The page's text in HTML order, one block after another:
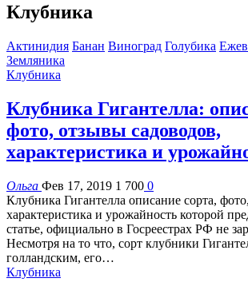
Клубника
Актинидия Банан Виноград Голубика
Земляника
Клубника
Клубника Гигантелла:
фото, отзывы садоводов,
характеристика и
Ольга Фев 17, 2019 1 700 0
Клубника Гигантелла описание сорта,
характеристика и урожайность которой
статье, официально в Госреестрах РФ не
Несмотря на то что, сорт клубники
голландским, его…
Клубника